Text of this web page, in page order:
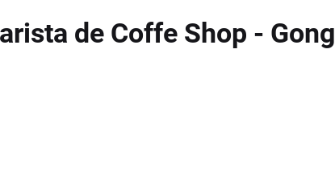
de Coffe Shop - Gong